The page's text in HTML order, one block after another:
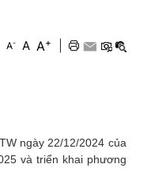
A- A A+
ngày 22/12/2024 của
và triển khai phương